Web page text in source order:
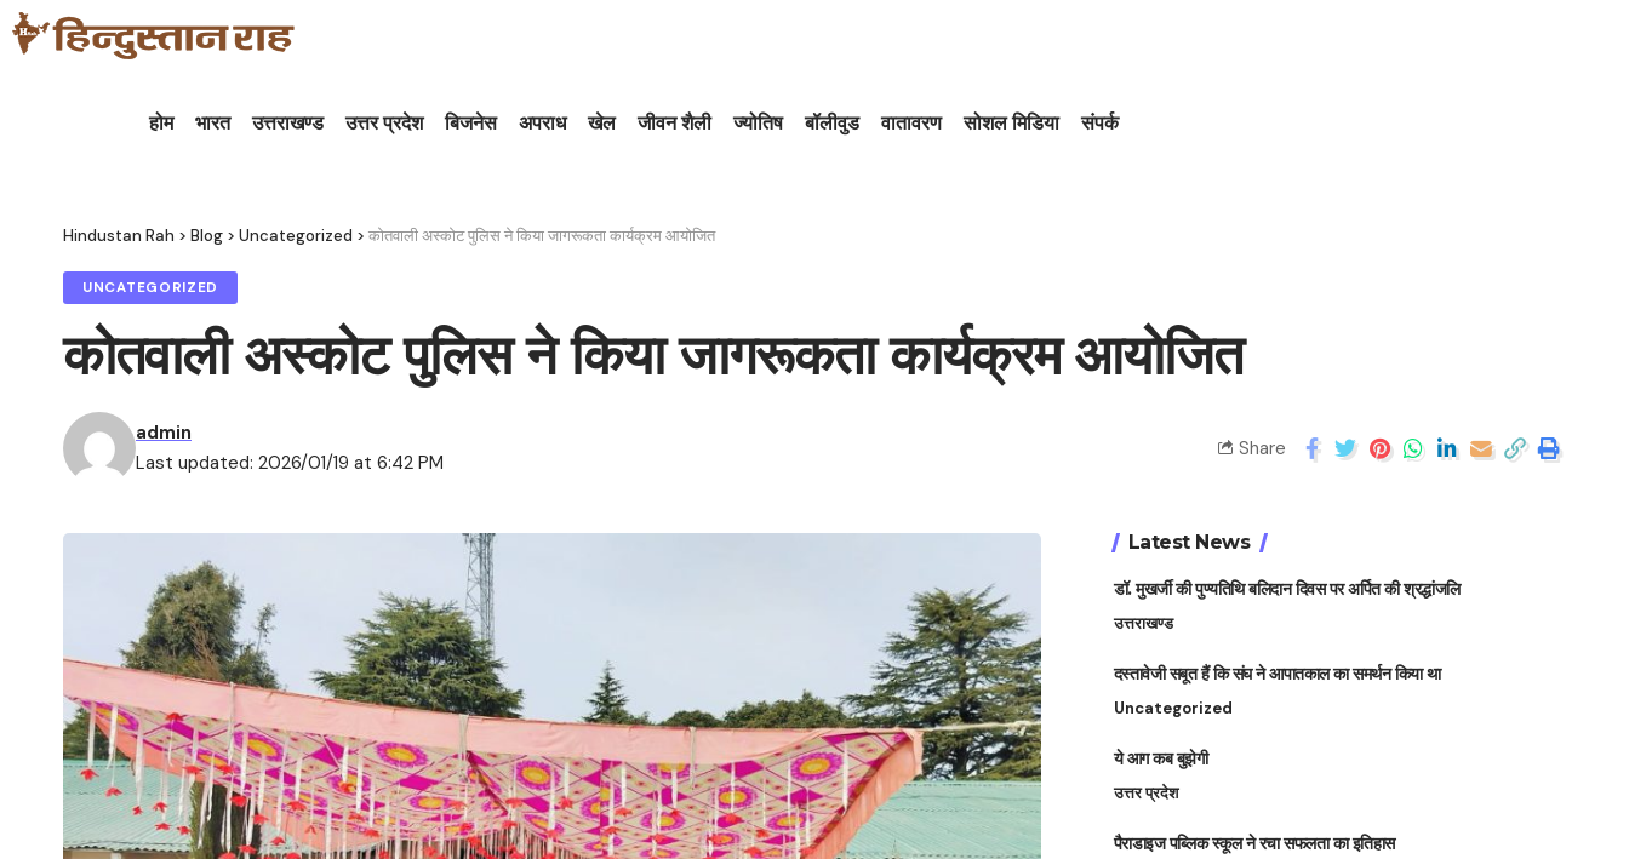
होम भारत उत्तराखण्ड उत्तर प्रदेश बिजनेस अपराध खेल जीवन शैली ज्योतिष बॉलीवुड वातावरण सोशल मिडिया संपर्क
Hindustan Rah > Blog > Uncategorized > कोतवाली अस्कोट पुलिस ने किया जागरूकता कार्यक्रम आयोजित
UNCATEGORIZED
कोतवाली अस्कोट पुलिस ने किया जागरूकता कार्यक्रम आयोजित
Last updated: 2026/01/19 at 6:42 PM
admin
Share
Latest News
डॉ. मुखर्जी की पुण्यतिथि बलिदान दिवस पर अर्पित की श्रद्धांजलि
उत्तराखण्ड
दस्तावेजी सबूत हैं कि संघ ने आपातकाल का समर्थन किया था
Uncategorized
ये आग कब बुझेगी
उत्तर प्रदेश
पैराडाइज पब्लिक स्कूल ने रचा सफलता का इतिहास